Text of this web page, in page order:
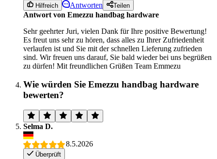
Hilfreich Antworten Teilen
Antwort von Emezzu handbag hardware
Sehr geehrter Juri, vielen Dank für Ihre positive Bewertung!
Es freut uns sehr zu hören, dass alles zu Ihrer Zufriedenheit
verlaufen ist und Sie mit der schnellen Lieferung zufrieden
sind. Wir freuen uns darauf, Sie bald wieder bei uns begrüßen
zu dürfen! Mit freundlichen Grüßen Team Emmezu
Wie würden Sie Emezzu handbag hardware
bewerten?
Selma D.
8.5.2026
Überprüft